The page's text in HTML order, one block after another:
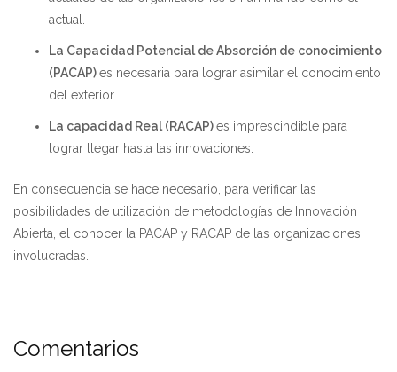
actual.
La Capacidad Potencial de Absorción de conocimiento
(PACAP)es necesaria para lograr asimilar el conocimiento
del exterior.
La capacidad Real (RACAP)es imprescindible para
lograr llegar hasta las innovaciones.
En consecuencia se hace necesario, para verificar las
posibilidades de utilización de metodologías de Innovación
Abierta, el conocer la PACAP y RACAP de las organizaciones
involucradas.
Comentarios